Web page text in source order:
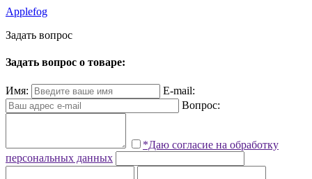
Applefog
Задать вопрос
Задать вопрос о товаре:
Имя:
E-mail:
Вопрос:
*Даю согласие на обработку
персональных данных